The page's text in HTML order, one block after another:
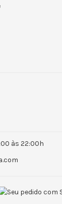
às 22:00h